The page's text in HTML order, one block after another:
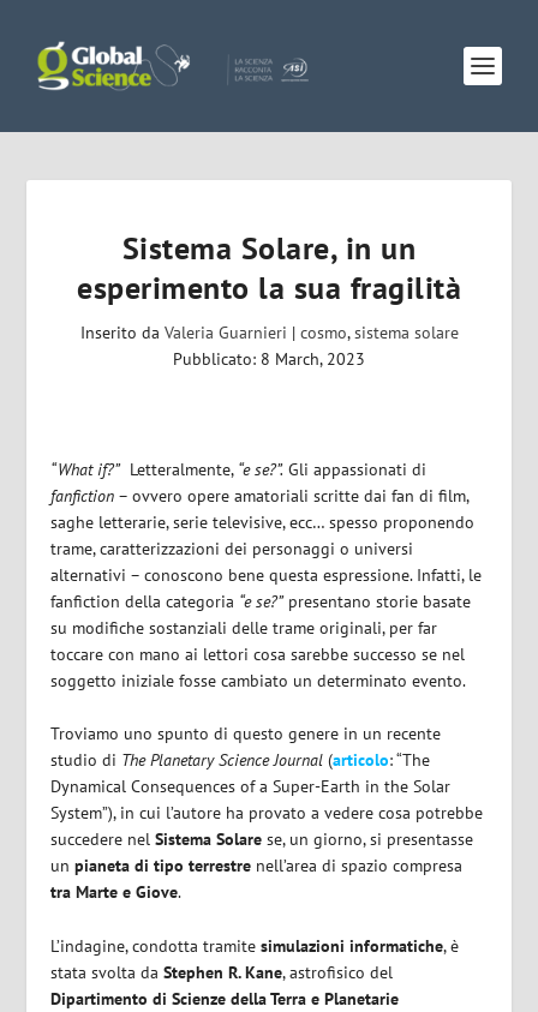
Sistema Solare, in un
esperimento la sua fragilità
Inserito da Valeria Guarnieri | cosmo,sistema solare
Pubblicato: 8 March, 2023
“What if?”Letteralmente, “e se?”. Gli appassionati di
fanfiction – ovvero opere amatoriali scritte dai fan di film,
saghe letterarie, serie televisive, ecc… spesso proponendo
trame, caratterizzazioni dei personaggi o universi
alternativi – conoscono bene questa espressione. Infatti, le
fanfiction della categoria “e se?”presentano storie basate
su modifiche sostanziali delle trame originali, per far
toccare con mano ai lettori cosa sarebbe successo se nel
soggetto iniziale fosse cambiato un determinato evento.
Troviamo uno spunto di questo genere in un recente
studio di The Planetary Science Journal (articolo: “The
Dynamical Consequences of a Super-Earth in the Solar
System”), in cui l’autore ha provato a vedere cosa potrebbe
succedere nelSistema Solare se, un giorno, si presentasse
unpianeta di tipo terrestre nell’area di spazio compresa
tra Marte e Giove.
L’indagine, condotta tramite simulazioni informatiche, è
stata svolta daStephen R. Kane, astrofisico del
Dipartimento di Scienze della Terra e Planetarie